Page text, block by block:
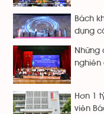
Bách
dụng
Những
nghiên
Hơn 1
viên